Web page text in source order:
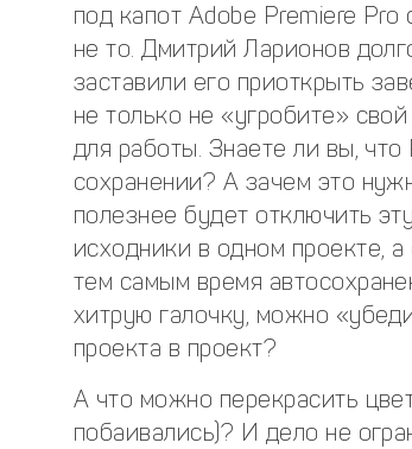
под капот Adobe Premiere
не то. Дмитрий Ларионов
заставили его приоткрыть
не только не «угробите»
для работы. Знаете ли вы,
сохранении? А зачем это
полезнее будет отключить
исходники в одном проекте,
тем самым время
хитрую галочку, можно
проекта в проект?
А что можно перекрасить
побаивались)? И дело не